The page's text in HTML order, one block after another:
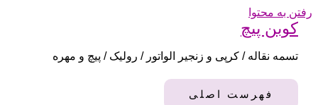
رفتن به محتوا
کوبن پیچ
تسمه نقاله / کرپی و زنجیر الواتور / رولیک / پیچ و مهره
فهرست اصلی